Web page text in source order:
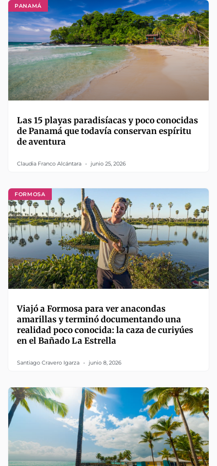
PANAMÁ
Las 15 playas paradisíacas y poco conocidas
de Panamá que todavía conservan espíritu
de aventura
Claudia Franco Alcántara junio 25, 2026
FORMOSA
Viajó a Formosa para ver anacondas
amarillas y terminó documentando una
realidad poco conocida: la caza de curiyúes
en el Bañado La Estrella
Santiago Cravero Igarza junio 8, 2026